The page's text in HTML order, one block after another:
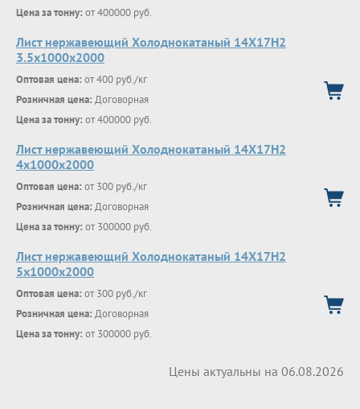
Цена за тонну: от 400000 руб.
Лист нержавеющий Холоднокатаный 14X17H2
3.5х1000х2000
Оптовая цена: от 400 руб./кг
Розничная цена: Договорная
Цена за тонну: от 400000 руб.
Лист нержавеющий Холоднокатаный 14X17H2
4х1000х2000
Оптовая цена: от 300 руб./кг
Розничная цена: Договорная
Цена за тонну: от 300000 руб.
Лист нержавеющий Холоднокатаный 14X17H2
5х1000х2000
Оптовая цена: от 300 руб./кг
Розничная цена: Договорная
Цена за тонну: от 300000 руб.
Цены актуальны на 06.08.2026